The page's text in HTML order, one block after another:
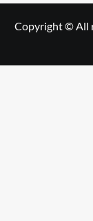
Copyright © All